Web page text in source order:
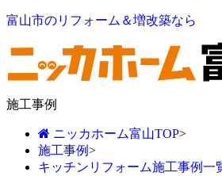
富山市のリフォーム＆増改築なら
施工事例
ニッカホーム富山TOP>
施工事例>
キッチンリフォーム施工事例一